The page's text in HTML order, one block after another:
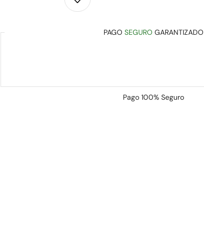
PAGO SEGURO GARANTIZADO
Pago 100% Seguro